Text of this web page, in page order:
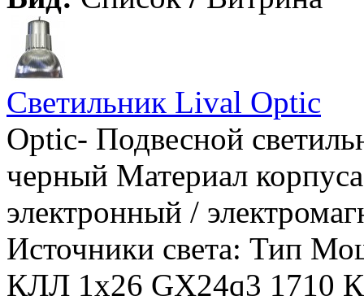
Светильник Lival Optic
Optic- Подвесной
черный Материал
электронный /
Источники света: Тип
КЛЛ 1х26 GX24q3 1710